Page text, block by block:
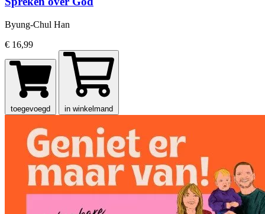
Byung-Chul Han
€ 16,99
toegevoegd in winkelmand